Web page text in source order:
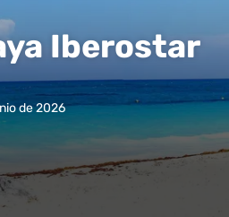
Iberostar
de 2026